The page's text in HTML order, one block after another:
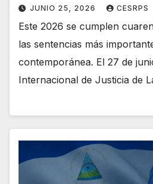
JUNIO 25, 2026 CESRPS
Este 2026 se cumplen
las sentencias más
contemporánea. El 27 de
Internacional de Justicia de